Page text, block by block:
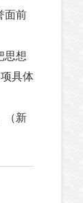
面前
思想
具体
（新